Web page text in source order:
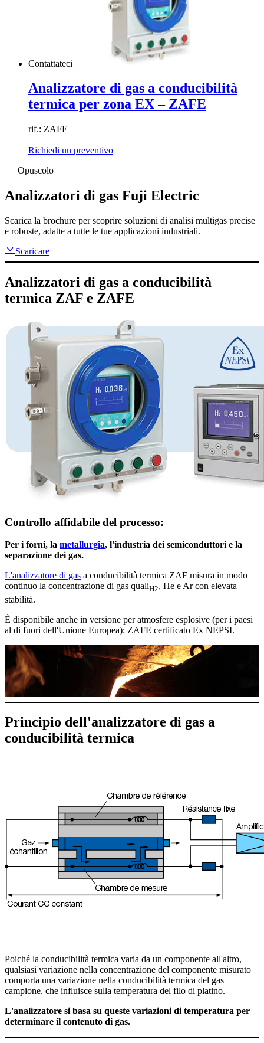
Contattateci
Analizzatore di gas a conducibilità
termica per zona EX – ZAFE
rif.: ZAFE
Richiedi un preventivo
Opuscolo
Analizzatori di gas Fuji Electric
Scarica la brochure per scoprire soluzioni di analisi multigas precise
e robuste, adatte a tutte le tue applicazioni industriali.
Scaricare
Analizzatori di gas a conducibilità
termica ZAF e ZAFE
Controllo affidabile del processo:
Per i forni, la metallurgia, l'industria dei semiconduttori e la
separazione dei gas.
L'analizzatore di gas a conducibilità termica ZAF misura in modo
continuo la concentrazione di gas qualiH2, He e Ar con elevata
stabilità.
È disponibile anche in versione per atmosfere esplosive (per i paesi
al di fuori dell'Unione Europea): ZAFE certificato Ex NEPSI.
Principio dell'analizzatore di gas a
conducibilità termica
Poiché la conducibilità termica varia da un componente all'altro,
qualsiasi variazione nella concentrazione del componente misurato
comporta una variazione nella conducibilità termica del gas
campione, che influisce sulla temperatura del filo di platino.
L'analizzatore si basa su queste variazioni di temperatura per
determinare il contenuto di gas.